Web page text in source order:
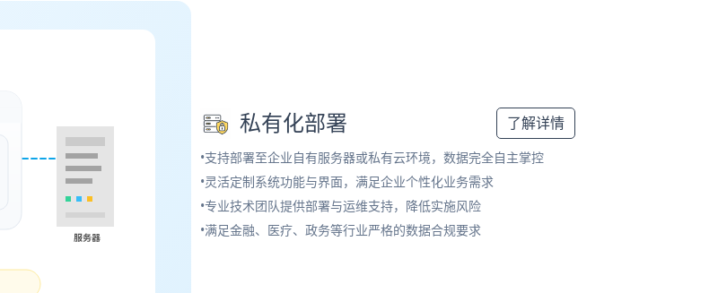
私有化部署 了解详情
•支持部署至企业自有服务器或私有云环境，数据完全自主掌控
•灵活定制系统功能与界面，满足企业个性化业务需求
•专业技术团队提供部署与运维支持，降低实施风险
•满足金融、医疗、政务等行业严格的数据合规要求